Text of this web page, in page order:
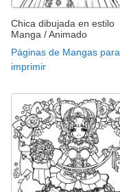
Chica dibujada en estilo
Manga / Animado
Páginas de Mangas para
imprimir